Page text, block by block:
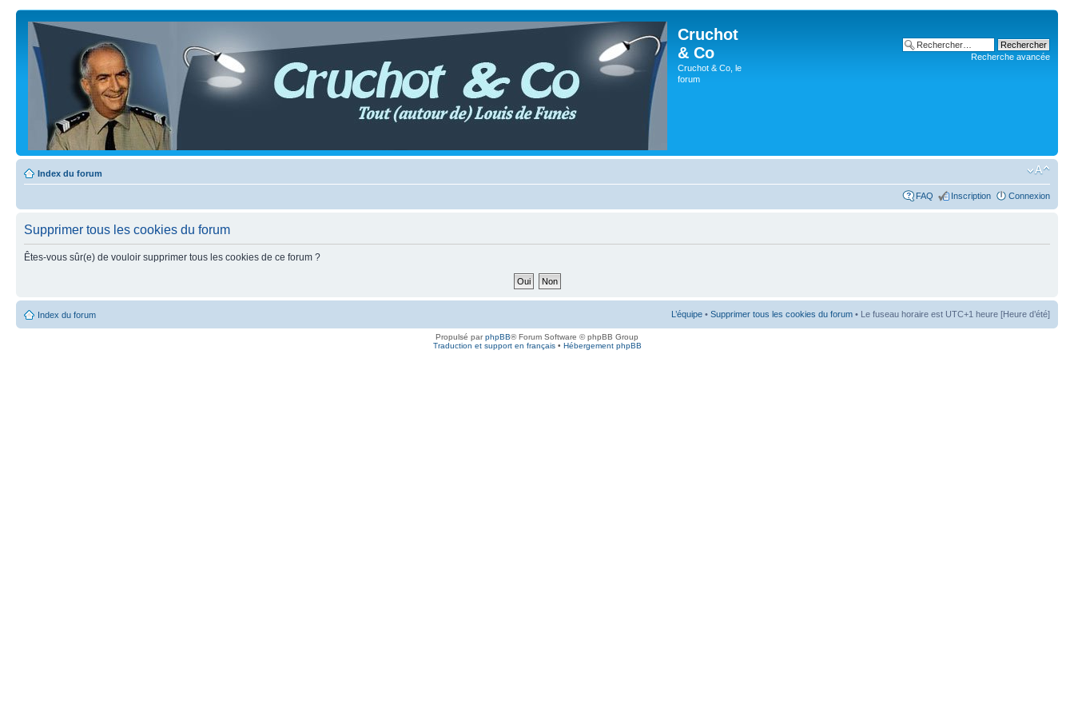
Cruchot
& Co
Cruchot & Co, le
forum
Recherche avancée
Index du forum
FAQ Inscription Connexion
Supprimer tous les cookies du forum
Êtes-vous sûr(e) de vouloir supprimer tous les cookies de ce forum ?
Index du forum L’équipe • Supprimer tous les cookies du forum • Le fuseau horaire est UTC+1 heure [Heure d’été]
Propulsé parphpBB® Forum Software © phpBB Group
Traduction et support en français• Hébergement phpBB